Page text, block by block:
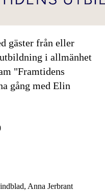
gäster från eller
i allmänhet
"Framtidens
gång med Elin
Anna Jerbrant